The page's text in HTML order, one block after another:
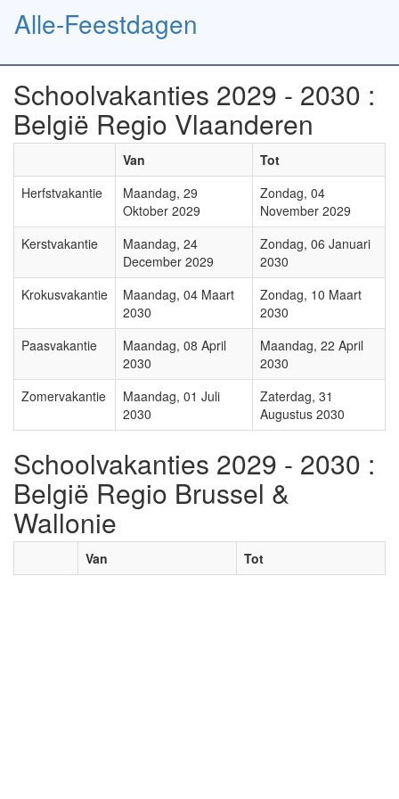
Alle-Feestdagen
Schoolvakanties 2029 - 2030 :
België Regio Vlaanderen
Van
Tot
Herfstvakantie
Maandag, 29
Oktober 2029
Zondag, 04
November 2029
Kerstvakantie
Maandag, 24
December 2029
Zondag, 06 Januari
2030
Krokusvakantie
Maandag, 04 Maart
2030
Zondag, 10 Maart
2030
Paasvakantie
Maandag, 08 April
2030
Maandag, 22 April
2030
Zomervakantie
Maandag, 01 Juli
2030
Zaterdag, 31
Augustus 2030
Schoolvakanties 2029 - 2030 :
België Regio Brussel &
Wallonie
Van Tot